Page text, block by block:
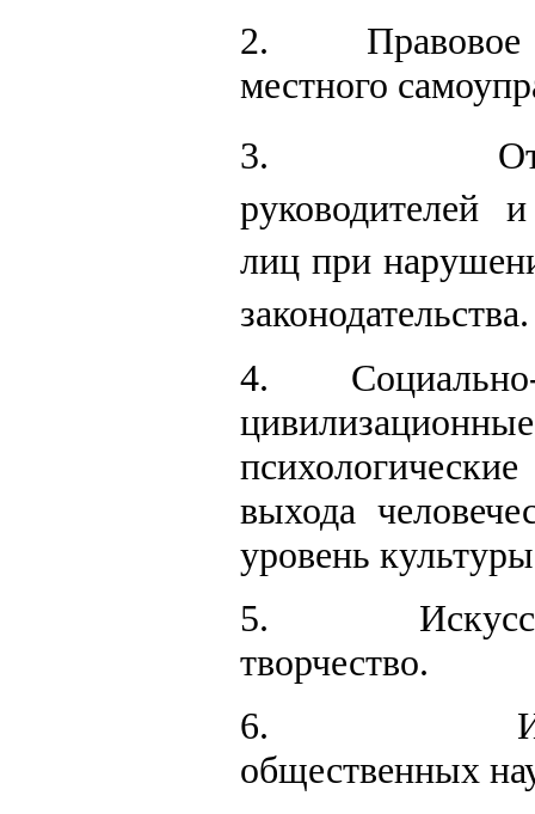
2.
Правовое
местного
3.
руководителей
лиц при
законодательства.
4.
выхода
уровень
5.
творчество.
6.
общественных